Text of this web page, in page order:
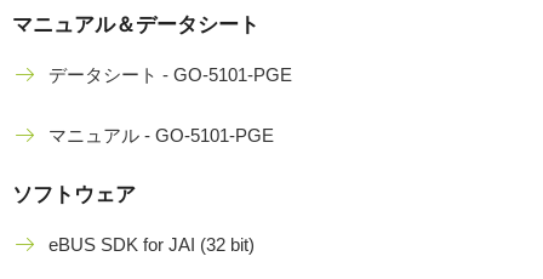
マニュアル＆データシート
データシート - GO-5101-PGE
マニュアル - GO-5101-PGE
ソフトウェア
eBUS SDK for JAI (32 bit)